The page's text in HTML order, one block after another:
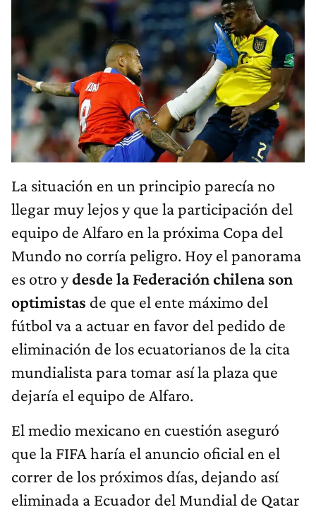
La situación en un principio parecía no
llegar muy lejos y que la participación del
equipo de Alfaro en la próxima Copa del
Mundo no corría peligro. Hoy el panorama
es otro ydesde la Federación chilena son
optimistas de que el ente máximo del
fútbol va a actuar en favor del pedido de
eliminación de los ecuatorianos de la cita
mundialista para tomar así la plaza que
dejaría el equipo de Alfaro.
El medio mexicano en cuestión aseguró
que la FIFA haría el anuncio oficial en el
correr de los próximos días, dejando así
eliminada a Ecuador del Mundial de Qatar